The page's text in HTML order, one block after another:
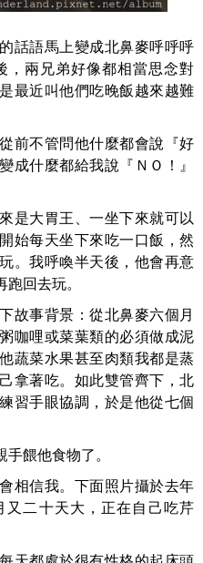
話語馬上變成北鼻麥呼呼呼
，兩兄弟好像都相當思念對
最近叫他們吃晚飯越來越難
前不管問他什麼都會說『好
成什麼都給我說『ＮＯ！』
是大胃王、一坐下來就可以
始每天坐下來吃一口飯，然
。我呼喚半天後，他會再意
回去玩。
故事背景：從北鼻麥六個月
咖哩或菜葉類的必須做成泥
蔬菜水果甚至肉類我都是蒸
拿著吃。如此雙管齊下，北
習手眼協調，於是他從七個
餵他食物了。
相信我。下面照片攝於去年
又二十天大，正在自己吃芹